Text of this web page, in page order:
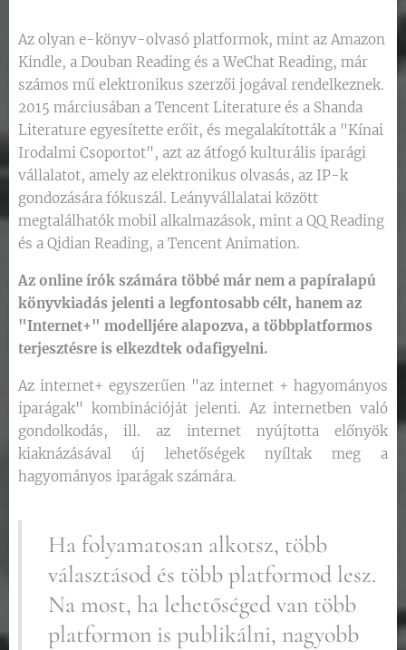
Az olyan e-könyv-olvasó platformok, mint az Amazon
Kindle, a Douban Reading és a WeChat Reading, már
számos mű elektronikus szerzői jogával rendelkeznek.
2015 márciusában a Tencent Literature és a Shanda
Literature egyesítette erőit, és megalakították a "Kínai
Irodalmi Csoportot", azt az átfogó kulturális iparági
vállalatot, amely az elektronikus olvasás, az IP-k
gondozására fókuszál. Leányvállalatai között
megtalálhatók mobil alkalmazások, mint a QQ Reading
és a Qidian Reading, a Tencent Animation.
Az online írók számára többé már nem a papíralapú
könyvkiadás jelenti a legfontosabb célt, hanem az
"Internet+" modelljére alapozva, a többplatformos
terjesztésre is elkezdtek odafigyelni.
Az internet+ egyszerűen "az internet + hagyományos
iparágak" kombinációját jelenti. Az internetben való
gondolkodás, ill. az internet nyújtotta előnyök
kiaknázásával új lehetőségek nyíltak meg a
hagyományos iparágak számára.
Ha folyamatosan alkotsz, több
választásod és több platformod lesz.
Na most, ha lehetőséged van több
platformon is publikálni, nagyobb